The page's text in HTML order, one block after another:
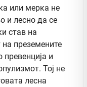
или мерка не
и лесно да се
став на
на преземените
и
Тој не
лесна